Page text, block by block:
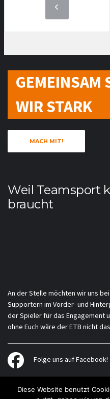
GEMEINSAM
WIR STARK
MACH MIT!
Weil Teamsport
braucht
An der Stelle möchten wir uns
Supportern im Vorder- und
der Spieler für das Engagement
ohne Euch wäre der ETB nicht
Folge uns auf Facebook!
Diese Website benutzt